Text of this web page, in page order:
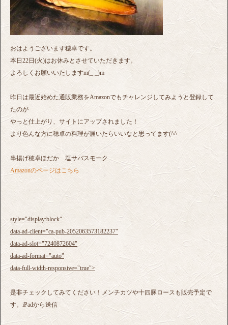
おはようございます穂卓です。
本日22日(火)はお休みとさせていただきます。
よろしくお願いいたしますm(_ _)m
昨日は最近始めた通販業務をAmazonでもチャレンジしてみようと登録して
たのが
やっと仕上がり、サイトにアップされました！
より色んな方に穂卓の料理が届いたらいいなと思ってます(^^
串揚げ穂卓ほだか 塩サバスモーク
Amazonのページはこちら
style="display:block"
data-ad-client="ca-pub-2052063573182237"
data-ad-slot="7240872604"
data-ad-format="auto"
data-full-width-responsive="true">
是非チェックしてみてください！メンチカツや十四豚ロースも販売予定で
す。iPadから送信